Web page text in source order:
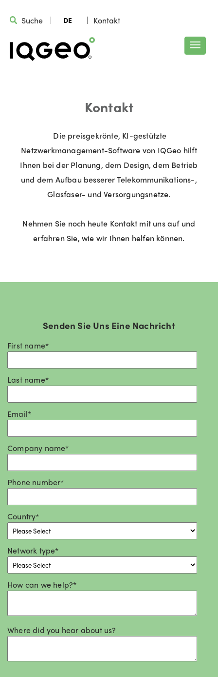
Suche DE Kontakt
Kontakt
Die preisgekrönte, KI-gestützte
Netzwerkmanagement-Software von IQGeo hilft
Ihnen bei der Planung, dem Design, dem Betrieb
und dem Aufbau besserer Telekommunikations-,
Glasfaser- und Versorgungsnetze.
Nehmen Sie noch heute Kontakt mit uns auf und
erfahren Sie, wie wir Ihnen helfen können.
Senden Sie Uns Eine Nachricht
First name*
Last name*
Email*
Company name*
Phone number*
Country*
Network type*
How can we help?*
Where did you hear about us?